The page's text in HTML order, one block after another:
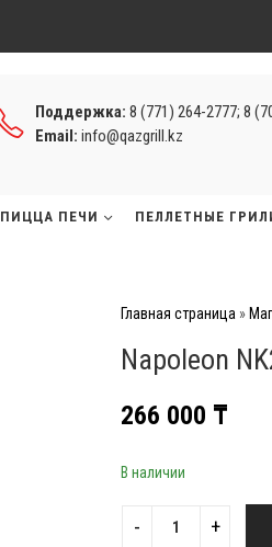
Поддержка: 8 (771) 264-2777; 8
Email: info@qazgrill.kz
ПИЦЦА ПЕЧИ ПЕЛЛЕТНЫЕ
Главная страница »
Napoleon
266 000 ₸
В наличии